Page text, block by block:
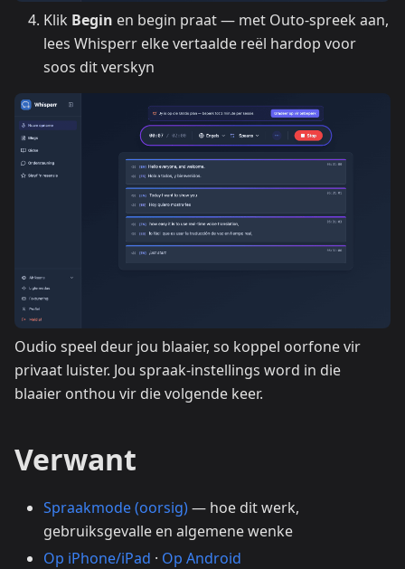
Klik Begin en begin praat — met Outo-spreek aan,
lees Whisperr elke vertaalde reël hardop voor
soos dit verskyn
Oudio speel deur jou blaaier, so koppel oorfone vir
privaat luister. Jou spraak-instellings word in die
blaaier onthou vir die volgende keer.
Verwant
Spraakmode (oorsig)— hoe dit werk,
gebruiksgevalle en algemene wenke
Op iPhone/iPad · Op Android